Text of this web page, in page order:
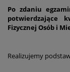
Po zdaniu
potwierdzające
Fizycznej Osób i
Realizujemy